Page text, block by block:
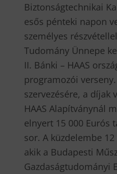
Biztonságtechnikai
esős pénteki napon
személyes
Tudomány Ünnepe
II. Bánki – HAAS
programozói
szervezésére, a díjak
HAAS Alapítványnál
elnyert 15 000 Eurós
sor. A küzdelembe
akik a Budapesti
Gazdaságtudományi